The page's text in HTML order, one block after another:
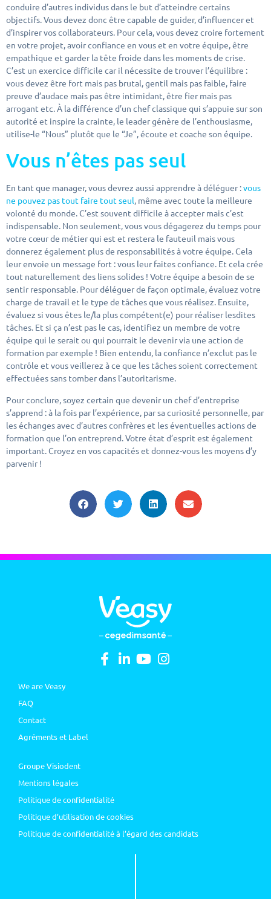
conduire d’autres individus dans le but d’atteindre certains
objectifs. Vous devez donc être capable de guider, d’influencer et
d’inspirer vos collaborateurs. Pour cela, vous devez croire fortement
en votre projet, avoir confiance en vous et en votre équipe, être
empathique et garder la tête froide dans les moments de crise.
C’est un exercice difficile car il nécessite de trouver l’équilibre :
vous devez être fort mais pas brutal, gentil mais pas faible, faire
preuve d’audace mais pas être intimidant, être fier mais pas
arrogant etc. À la différence d’un chef classique qui s’appuie sur son
autorité et inspire la crainte, le leader génère de l’enthousiasme,
utilise-le “Nous” plutôt que le “Je”, écoute et coache son équipe.
Vous n’êtes pas seul
En tant que manager, vous devrez aussi apprendre à déléguer :vous
ne pouvez pas tout faire tout seul, même avec toute la meilleure
volonté du monde. C’est souvent difficile à accepter mais c’est
indispensable. Non seulement, vous vous dégagerez du temps pour
votre cœur de métier qui est et restera le fauteuil mais vous
donnerez également plus de responsabilités à votre équipe. Cela
leur envoie un message fort : vous leur faites confiance. Et cela crée
tout naturellement des liens solides ! Votre équipe a besoin de se
sentir responsable. Pour déléguer de façon optimale, évaluez votre
charge de travail et le type de tâches que vous réalisez. Ensuite,
évaluez si vous êtes le/la plus compétent(e) pour réaliser lesdites
tâches. Et si ça n’est pas le cas, identifiez un membre de votre
équipe qui le serait ou qui pourrait le devenir via une action de
formation par exemple ! Bien entendu, la confiance n’exclut pas le
contrôle et vous veillerez à ce que les tâches soient correctement
effectuées sans tomber dans l’autoritarisme.
Pour conclure, soyez certain que devenir un chef d’entreprise
s’apprend : à la fois par l’expérience, par sa curiosité personnelle, par
les échanges avec d’autres confrères et les éventuelles actions de
formation que l’on entreprend. Votre état d’esprit est également
important. Croyez en vos capacités et donnez-vous les moyens d’y
parvenir !
We are Veasy
FAQ
Contact
Agréments et Label
Groupe Visiodent
Mentions légales
Politique de confidentialité
Politique d’utilisation de cookies
Politique de confidentialité à l’égard des candidats